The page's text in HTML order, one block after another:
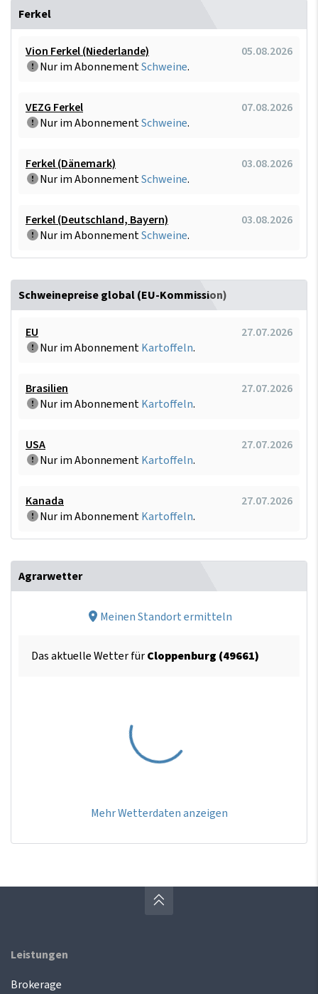
Ferkel
Vion Ferkel (Niederlande)
05.08.2026
Nur im AbonnementSchweine.
VEZG Ferkel
07.08.2026
Nur im AbonnementSchweine.
Ferkel (Dänemark)
03.08.2026
Nur im AbonnementSchweine.
Ferkel (Deutschland, Bayern)
03.08.2026
Nur im AbonnementSchweine.
Schweinepreise global (EU-Kommission)
EU
27.07.2026
Nur im AbonnementKartoffeln.
Brasilien
27.07.2026
Nur im AbonnementKartoffeln.
USA
27.07.2026
Nur im AbonnementKartoffeln.
Kanada
27.07.2026
Nur im AbonnementKartoffeln.
Agrarwetter
Meinen Standort ermitteln
Das aktuelle Wetter fürCloppenburg (49661)
Mehr Wetterdaten anzeigen
Leistungen
Brokerage